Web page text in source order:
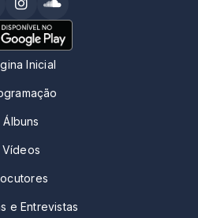
Inicial
Álbuns
Vídeos
e Entrevistas